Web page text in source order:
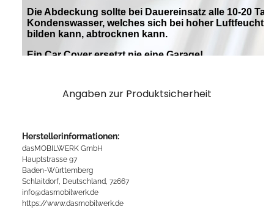
Angaben zur Produktsicherheit
Herstellerinformationen:
dasMOBILWERK GmbH
Hauptstrasse 97
Baden-Württemberg
Schlaitdorf, Deutschland, 72667
info@dasmobilwerk.de
https://www.dasmobilwerk.de